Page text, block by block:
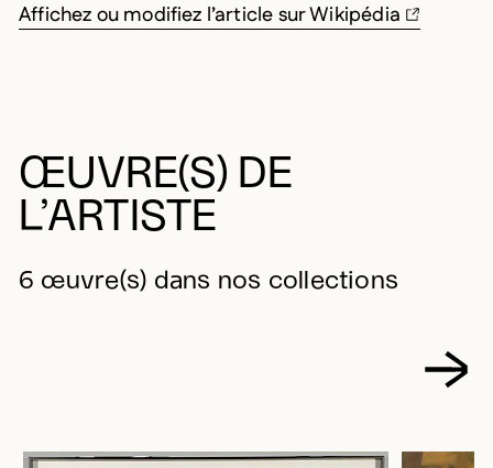
Affichez ou modifiez l’article sur Wikipédia
ŒUVRE(S) DE
L’ARTISTE
6 œuvre(s) dans nos collections